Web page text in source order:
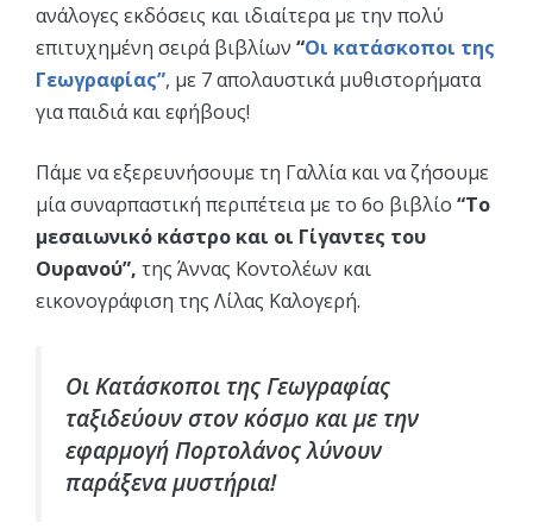
ανάλογες εκδόσεις και ιδιαίτερα με την πολύ
επιτυχημένη σειρά βιβλίων “Οι κατάσκοποι της
Γεωγραφίας”, με 7 απολαυστικά μυθιστορήματα
για παιδιά και εφήβους!
Πάμε να εξερευνήσουμε τη Γαλλία και να ζήσουμε
μία συναρπαστική περιπέτεια με το 6ο βιβλίο “Το
μεσαιωνικό κάστρο και οι Γίγαντες του
Ουρανού”, της Άννας Κοντολέων και
εικονογράφιση της Λίλας Καλογερή.
Οι Κατάσκοποι της Γεωγραφίας
ταξιδεύουν στον κόσμο και με την
εφαρμογή Πορτολάνος λύνουν
παράξενα μυστήρια!